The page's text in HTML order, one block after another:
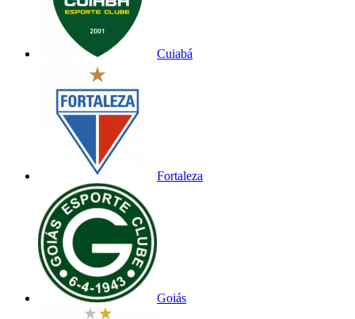
Cuiabá
Fortaleza
Goiás